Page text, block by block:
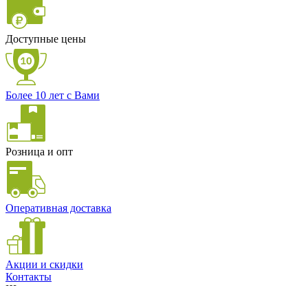
Доступные цены
Более 10 лет с Вами
Розница и опт
Оперативная доставка
Акции и скидки
Контакты